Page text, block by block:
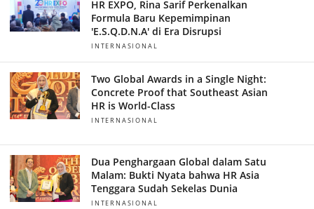
HR EXPO, Rina Sarif Perkenalkan
Formula Baru Kepemimpinan
'E.S.Q.D.N.A' di Era Disrupsi
INTERNASIONAL
Two Global Awards in a Single Night:
Concrete Proof that Southeast Asian
HR is World-Class
INTERNASIONAL
Dua Penghargaan Global dalam Satu
Malam: Bukti Nyata bahwa HR Asia
Tenggara Sudah Sekelas Dunia
INTERNASIONAL